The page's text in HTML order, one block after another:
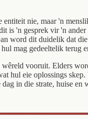
nie, maar 'n
is 'n gesprek vir 'n
word dit duidelik dat
mag gedeeltelik terug
vooruit. Elders
hul eie oplossings
dag in die strate, huise